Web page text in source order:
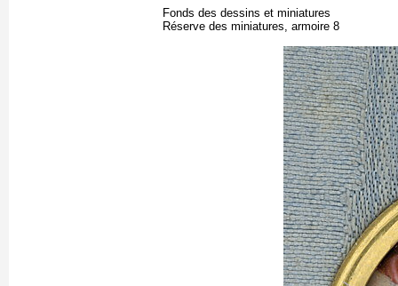
Fonds des dessins et miniatures
Réserve des miniatures, armoire 8